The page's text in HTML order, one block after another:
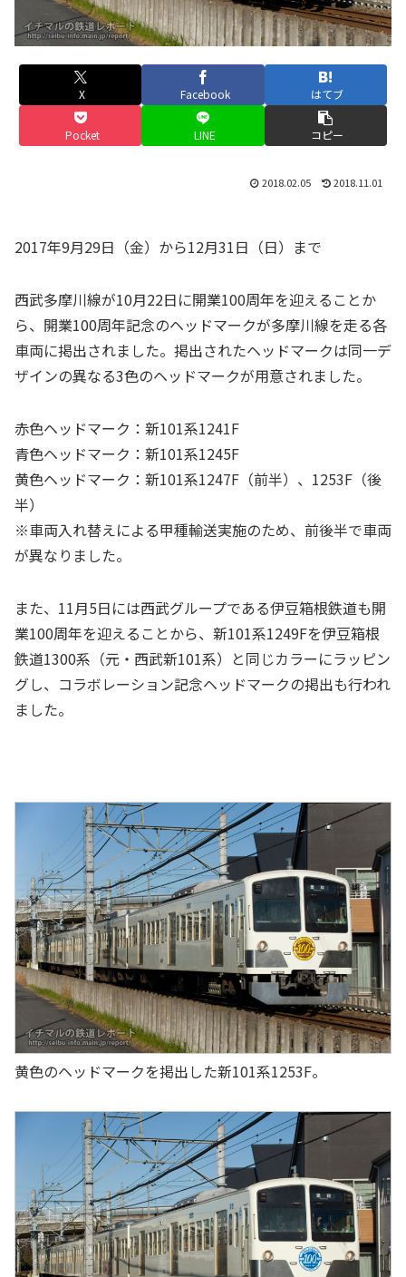
X Facebook はてブ
Pocket LINE コピー
2018.02.05 2018.11.01
2017年9月29日（金）から12月31日（日）まで
西武多摩川線が10月22日に開業100周年を迎えることか
ら、開業100周年記念のヘッドマークが多摩川線を走る各
車両に掲出されました。掲出されたヘッドマークは同一デ
ザインの異なる3色のヘッドマークが用意されました。
赤色ヘッドマーク：新101系1241F
青色ヘッドマーク：新101系1245F
黄色ヘッドマーク：新101系1247F（前半）、1253F（後
半）
※車両入れ替えによる甲種輸送実施のため、前後半で車両
が異なりました。
また、11月5日には西武グループである伊豆箱根鉄道も開
業100周年を迎えることから、新101系1249Fを伊豆箱根
鉄道1300系（元・西武新101系）と同じカラーにラッピン
グし、コラボレーション記念ヘッドマークの掲出も行われ
ました。
黄色のヘッドマークを掲出した新101系1253F。